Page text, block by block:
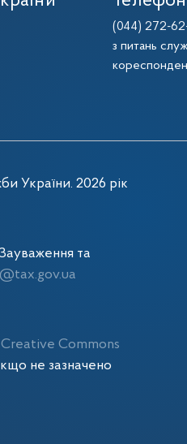
(044) 272-
з питань
України. 2026 рік
та
Creative Commons
не зазначено